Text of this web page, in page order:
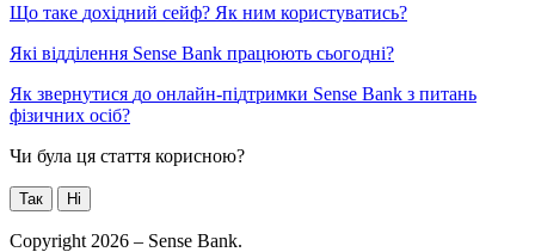
Що таке дохідний сейф? Як ним користуватись?
Які відділення Sense Bank працюють сьогодні?
Як звернутися до онлайн-підтримки Sense Bank з питань
фізичних осіб?
Чи була ця стаття корисною?
Так Ні
Copyright 2026 – Sense Bank.